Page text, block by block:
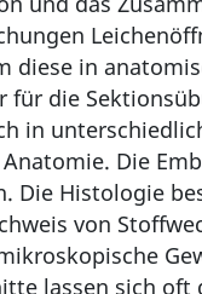
in
für die
in
Die
Die Histologie
von
lassen sich oft